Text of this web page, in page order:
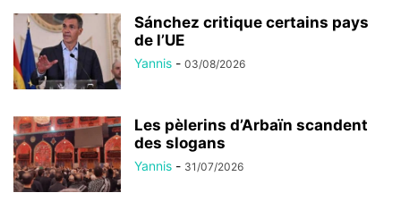
Sánchez critique certains pays
de l’UE
Yannis - 03/08/2026
Les pèlerins d’Arbaïn scandent
des slogans
Yannis - 31/07/2026